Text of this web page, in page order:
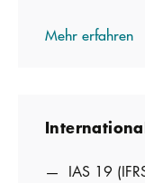
Mehr erfahren
IAS 19